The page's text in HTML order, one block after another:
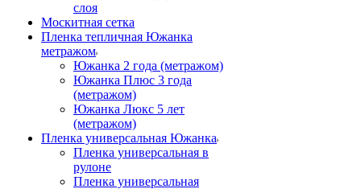
слоя
Москитная сетка
Пленка тепличная Южанка
метражом
Южанка 2 года (метражом)
Южанка Плюс 3 года
(метражом)
Южанка Люкс 5 лет
(метражом)
Пленка универсальная Южанка
Пленка универсальная в
рулоне
Пленка универсальная